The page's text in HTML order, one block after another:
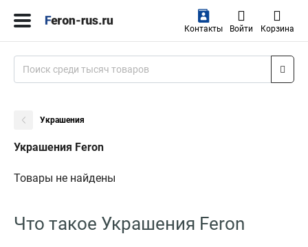
Контакты Войти Корзина
Украшения
Украшения Feron
Товары не найдены
Что такое Украшения Feron